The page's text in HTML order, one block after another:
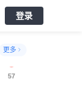
登录
更多
65
57